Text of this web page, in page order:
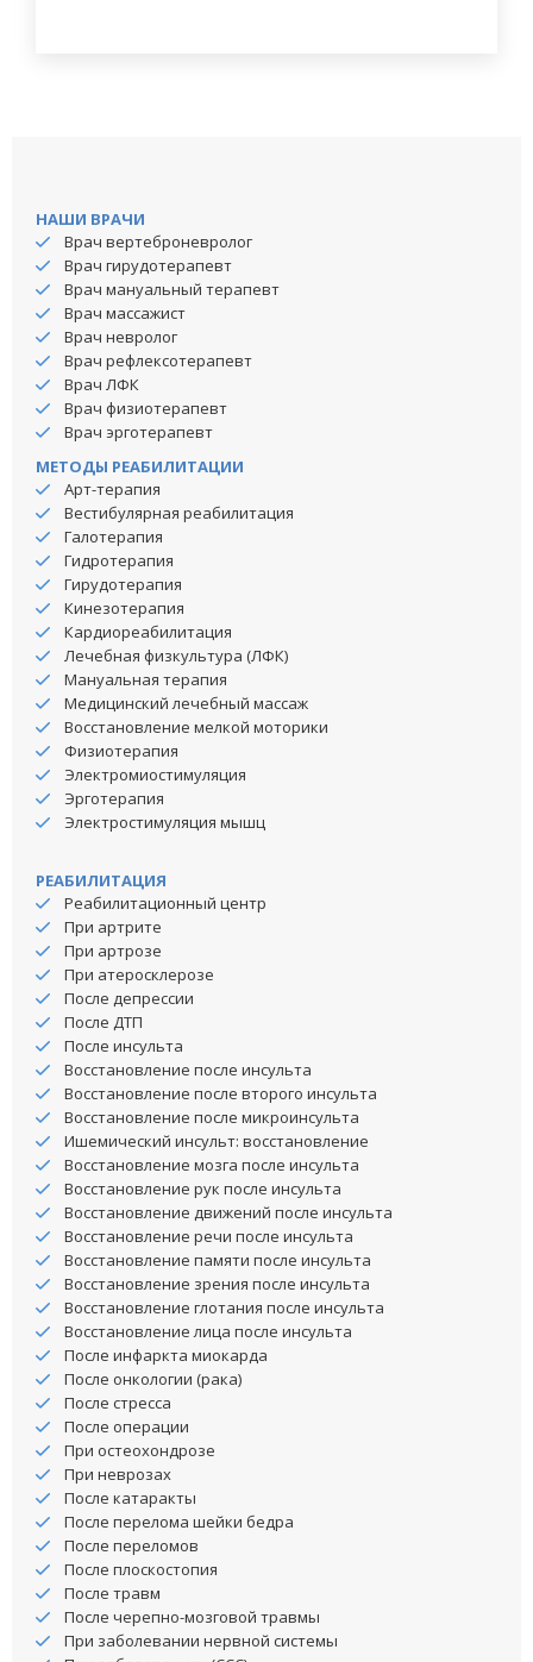
НАШИ ВРАЧИ
Врач вертеброневролог
Врач гирудотерапевт
Врач мануальный терапевт
Врач массажист
Врач невролог
Врач рефлексотерапевт
Врач ЛФК
Врач физиотерапевт
Врач эрготерапевт
МЕТОДЫ РЕАБИЛИТАЦИИ
Арт-терапия
Вестибулярная реабилитация
Галотерапия
Гидротерапия
Гирудотерапия
Кинезотерапия
Кардиореабилитация
Лечебная физкультура (ЛФК)
Мануальная терапия
Медицинский лечебный массаж
Восстановление мелкой моторики
Физиотерапия
Электромиостимуляция
Эрготерапия
Электростимуляция мышц
РЕАБИЛИТАЦИЯ
Реабилитационный центр
При артрите
При артрозе
При атеросклерозе
После депрессии
После ДТП
После инсульта
Восстановление после инсульта
Восстановление после второго инсульта
Восстановление после микроинсульта
Ишемический инсульт: восстановление
Восстановление мозга после инсульта
Восстановление рук после инсульта
Восстановление движений после инсульта
Восстановление речи после инсульта
Восстановление памяти после инсульта
Восстановление зрения после инсульта
Восстановление глотания после инсульта
Восстановление лица после инсульта
После инфаркта миокарда
После онкологии (рака)
После стресса
После операции
При остеохондрозе
При неврозах
После катаракты
После перелома шейки бедра
После переломов
После плоскостопия
После травм
После черепно-мозговой травмы
При заболевании нервной системы